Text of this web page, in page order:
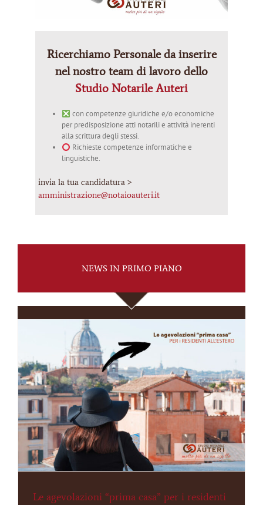
Ricerchiamo Personale da inserire
nel nostro team di lavoro dello
Studio Notarile Auteri
con competenze giuridiche e/o economiche
per predisposizione atti notarili e attività inerenti
alla scrittura degli stessi.
Richieste competenze informatiche e
linguistiche.
invia la tua candidatura >
amministrazione@notaioauteri.it
NEWS IN PRIMO PIANO
Le agevolazioni “prima casa” per i residenti